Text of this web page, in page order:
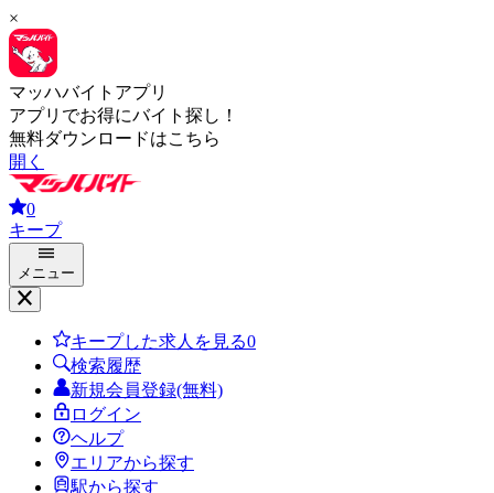
×
マッハバイトアプリ
アプリでお得にバイト探し！
無料ダウンロードはこちら
開く
0
キープ
メニュー
キープした求人を見る0
検索履歴
新規会員登録(無料)
ログイン
ヘルプ
エリアから探す
駅から探す